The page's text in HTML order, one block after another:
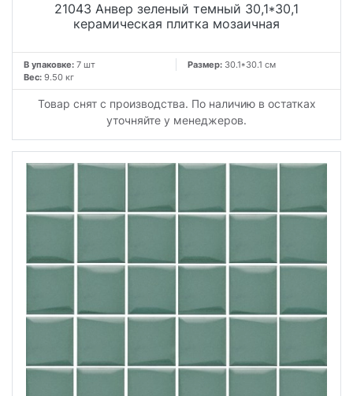
21043 Анвер зеленый темный 30,1*30,1
керамическая плитка мозаичная
В упаковке: 7 шт Размер: 30.1*30.1 см
Вес: 9.50 кг
Товар снят с производства. По наличию в остатках
уточняйте у менеджеров.